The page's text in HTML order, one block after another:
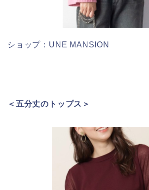
ショップ：UNE MANSION
＜五分丈のトップス＞